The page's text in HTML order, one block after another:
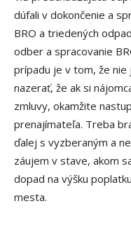
dúfali v dokončenie a
BRO a triedených
odber a spracovanie
prípadu je v tom, že
nazerať, že ak si
zmluvy, okamžite
prenajímateľa. Treba
ďalej s vyzberaným a
záujem v stave, akom
dopad na výšku
mesta.